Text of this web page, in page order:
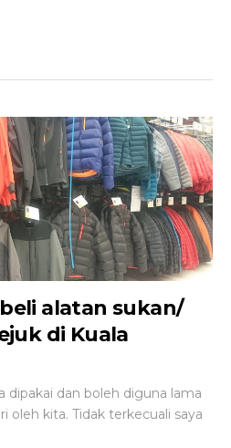
alatan sukan/
di Kuala
dipakai dan boleh diguna lama
oleh kita. Tidak terkecuali saya